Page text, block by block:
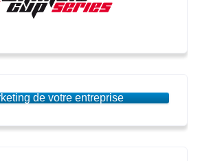
de votre entreprise